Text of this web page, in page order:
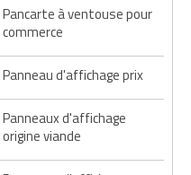
Pancarte à ventouse pour
commerce
Panneau d'affichage prix
Panneaux d'affichage
origine viande